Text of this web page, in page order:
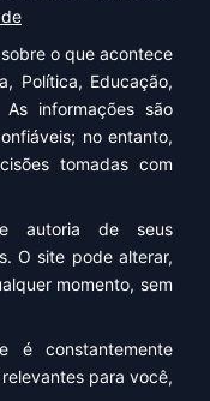
o que acontece
Política, Educação,
As informações são
no entanto,
tomadas com
autoria de seus
O site pode alterar,
momento, sem
é constantemente
para você,